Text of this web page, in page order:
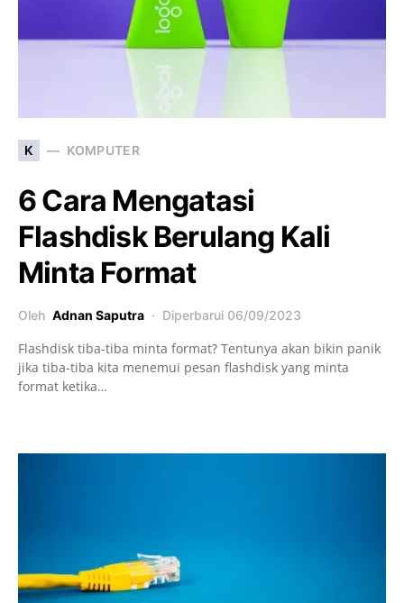
K KOMPUTER
6 Cara Mengatasi
Flashdisk Berulang Kali
Minta Format
Oleh Adnan Saputra Diperbarui 06/09/2023
Flashdisk tiba-tiba minta format? Tentunya akan bikin panik
jika tiba-tiba kita menemui pesan flashdisk yang minta
format ketika…